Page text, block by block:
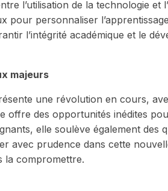
l’utilisation de la technologie et
pour personnaliser
l’intégrité académique et le
majeurs
une révolution en cours,
offre des opportunités inédites
elle soulève également des
avec prudence dans cette
la compromettre.